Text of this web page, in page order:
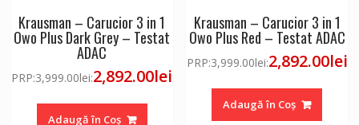
Krausman – Carucior 3 in 1
Owo Plus Dark Grey – Testat
ADAC
PRP:3,999.00lei:2,892.00lei
Adaugă în Coș
Krausman – Carucior 3 in 1
Owo Plus Red – Testat ADAC
PRP:3,999.00lei:2,892.00lei
Adaugă în Coș